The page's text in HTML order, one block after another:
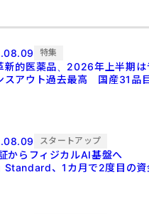
特集
新的医薬品、2026年上半期は
スアウト過去最高 国産31品
スタートアップ
からフィジカルAI基盤へ
Standard、1カ月で2度目の資